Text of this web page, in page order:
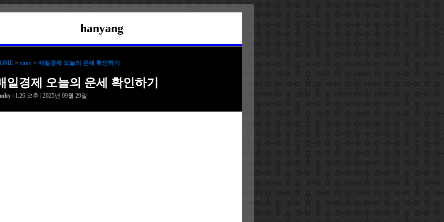
hanyang
> conv > 매일경제 오늘의 운세 확인하기
일경제 오늘의 운세 확인하기
| 1:26 오후 | 2025년 09월 29일